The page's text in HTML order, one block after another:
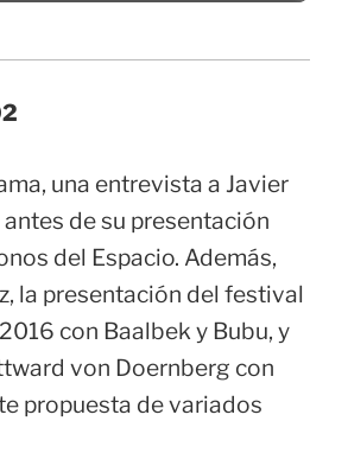
una entrevista a Javier
de su presentación
del Espacio. Además,
la presentación del festival
con Baalbek y Bubu, y
von Doernberg con
propuesta de variados